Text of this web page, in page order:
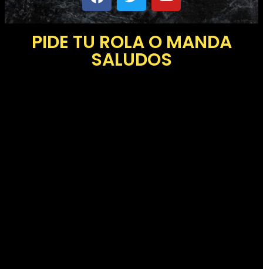
PIDE TU ROLA O MANDA
SALUDOS